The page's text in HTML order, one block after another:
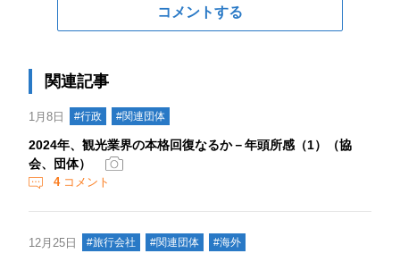
コメントする
関連記事
1月8日 #行政 #関連団体
2024年、観光業界の本格回復なるか－年頭所感（1）（協
会、団体）
4コメント
12月25日 #旅行会社 #関連団体 #海外